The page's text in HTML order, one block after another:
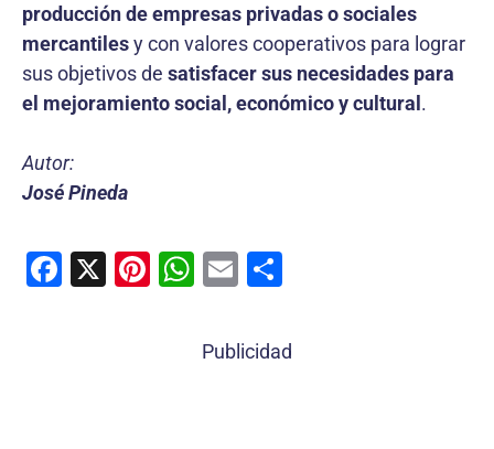
producción de empresas privadas o sociales
mercantilesy con valores cooperativos para lograr
sus objetivos de satisfacer sus necesidades para
el mejoramiento social, económico y cultural.
Autor:
José Pineda
F
X
Pi W
at
E
ai m
Publicidad